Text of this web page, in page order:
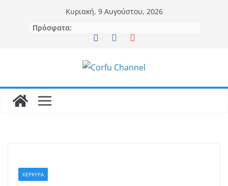
περιεχόμενο
Κυριακή, 9 Αυγούστου, 2026
Πρόσφατα:
ΚΕΡΚΥΡΑ